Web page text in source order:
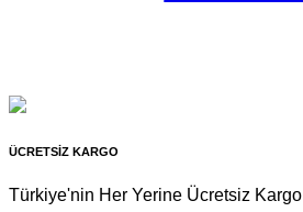
ÜCRETSİZ KARGO
Türkiye'nin Her Yerine Ücretsiz Kargo